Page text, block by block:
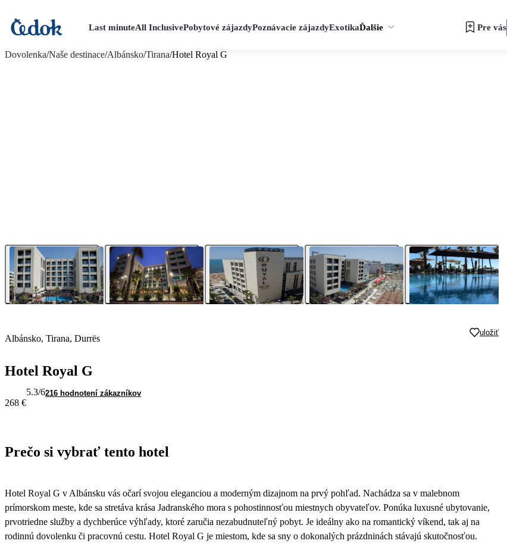
Last minuteAll InclusivePobytové zájazdyPoznávacie zájazdyExotikaĎalšie Pre vás
Dovolenka/Naše destinace/Albánsko/Tirana/Hotel Royal G
Albánsko, Tirana, Durrës
uložiť
Hotel Royal G
5.3/6216 hodnotení zákazníkov
268 €
Prečo si vybrať tento hotel
Hotel Royal G v Albánsku vás očarí svojou eleganciou a moderným dizajnom na prvý pohľad. Nachádza sa v malebnom
prímorskom meste, kde sa stretáva krása Jadranského mora s pohostinnosťou miestnych obyvateľov. Ponúka luxusné ubytovanie,
prvotriedne služby a dychberúce výhľady, ktoré zaručia nezabudnuteľný pobyt. Je ideálny ako na romantický víkend, tak aj na
rodinnú dovolenku či pracovnú cestu. Hotel Royal G je miestom, kde sa sny o dokonalých prázdninách stávajú skutočnosťou.